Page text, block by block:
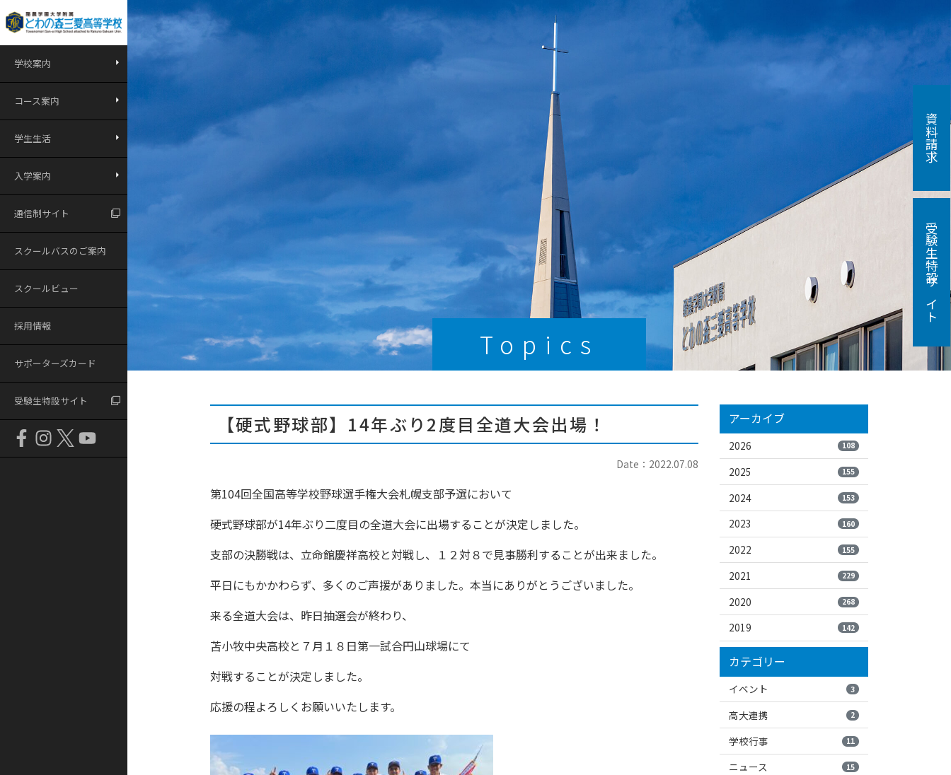
学校案内
コース案内
学生生活
入学案内
通信制サイト
スクールバスのご案内
スクールビュー
採用情報
サポーターズカード
受験生特設サイト
Topics
【硬式野球部】14年ぶり2度目全道大会出場！
Date：2022.07.08
第104回全国高等学校野球選手権大会札幌支部予選において
硬式野球部が14年ぶり二度目の全道大会に出場することが決定しました。
支部の決勝戦は、立命館慶祥高校と対戦し、１２対８で見事勝利することが出来ました。
平日にもかかわらず、多くのご声援がありました。本当にありがとうございました。
来る全道大会は、昨日抽選会が終わり、
苫小牧中央高校と７月１８日第一試合円山球場にて
対戦することが決定しました。
応援の程よろしくお願いいたします。
アーカイブ
2026 108
2025 155
2024 153
2023 160
2022 155
2021 229
2020 268
2019 142
カテゴリー
イベント 3
高大連携 2
学校行事 11
ニュース 15
資料請求
受験生特設サイト